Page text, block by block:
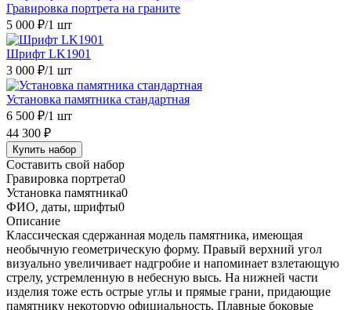
Гравировка портрета на граните
5 000 ₽/1 шт
Шрифт LK1901
3 000 ₽/1 шт
Установка памятника стандартная
6 500 ₽/1 шт
44 300 ₽
Купить набор
Составить свой набор
Гравировка портрета0
Установка памятника0
ФИО, даты, шрифты0
Описание
Классическая сдержанная модель памятника, имеющая
необычную геометрическую форму. Правый верхний угол
визуально увеличивает надгробие и напоминает взлетающую
стрелу, устремленную в небесную высь. На нижней части
изделия тоже есть острые углы и прямые грани, придающие
памятнику некоторую официальность. Плавные боковые